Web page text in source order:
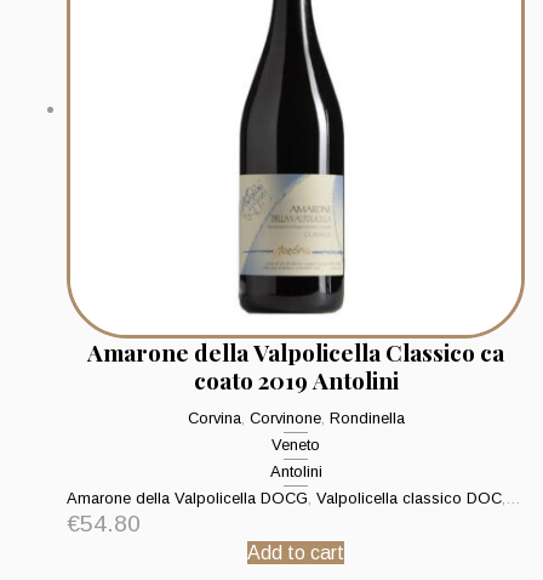
Amarone della Valpolicella Classico ca
coato 2019 Antolini
Corvina, Corvinone, Rondinella
Veneto
Antolini
Amarone della Valpolicella DOCG, Valpolicella classico DOC,
€54.80
Add to cart